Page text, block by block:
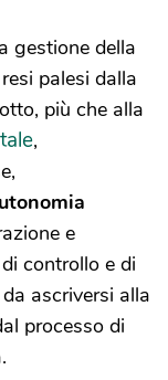
gestione della
palesi dalla
più che alla
,
e
controllo e di
ascriversi alla
processo di